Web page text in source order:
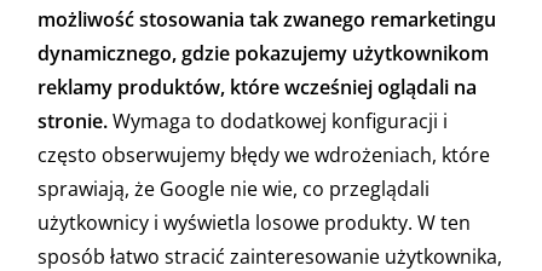
możliwość stosowania tak zwanego remarketingu
dynamicznego, gdzie pokazujemy użytkownikom
reklamy produktów, które wcześniej oglądali na
stronie.Wymaga to dodatkowej konfiguracji i
często obserwujemy błędy we wdrożeniach, które
sprawiają, że Google nie wie, co przeglądali
użytkownicy i wyświetla losowe produkty. W ten
sposób łatwo stracić zainteresowanie użytkownika,